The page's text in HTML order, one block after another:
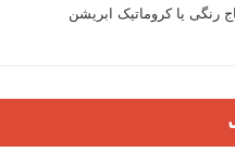
رنگی یا کروماتیک ابریشن